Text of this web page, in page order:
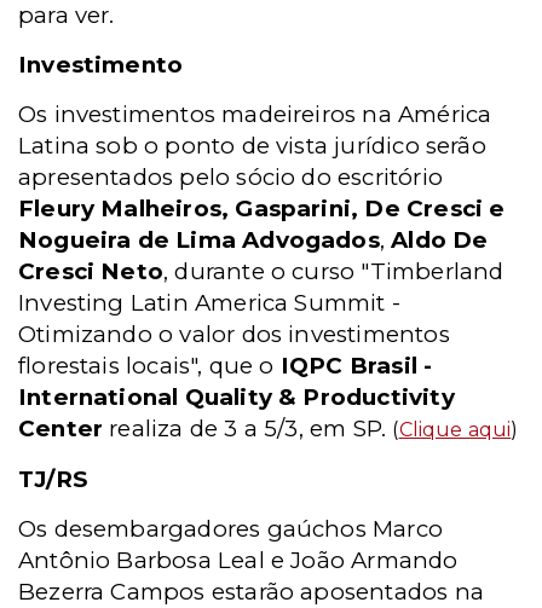
para ver.
Investimento
Os investimentos madeireiros na América
Latina sob o ponto de vista jurídico serão
apresentados pelo sócio do escritório
Fleury Malheiros, Gasparini, De Cresci e
Nogueira de Lima Advogados,Aldo De
Cresci Neto, durante o curso "Timberland
Investing Latin America Summit -
Otimizando o valor dos investimentos
florestais locais", que o IQPC Brasil -
International Quality & Productivity
Center realiza de 3 a 5/3, em SP. (Clique aqui)
TJ/RS
Os desembargadores gaúchos Marco
Antônio Barbosa Leal e João Armando
Bezerra Campos estarão aposentados na